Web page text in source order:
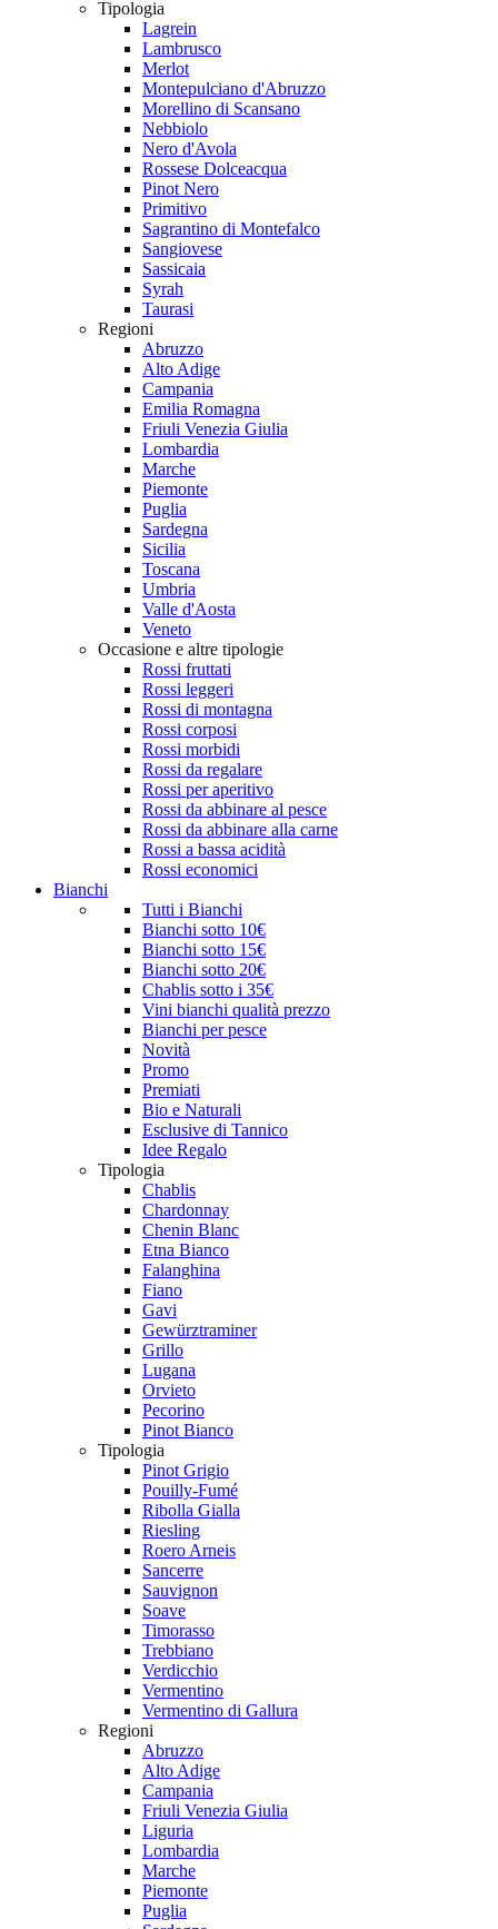
Tipologia
Lagrein
Lambrusco
Merlot
Montepulciano d'Abruzzo
Morellino di Scansano
Nebbiolo
Nero d'Avola
Rossese Dolceacqua
Pinot Nero
Primitivo
Sagrantino di Montefalco
Sangiovese
Sassicaia
Syrah
Taurasi
Regioni
Abruzzo
Alto Adige
Campania
Emilia Romagna
Friuli Venezia Giulia
Lombardia
Marche
Piemonte
Puglia
Sardegna
Sicilia
Toscana
Umbria
Valle d'Aosta
Veneto
Occasione e altre tipologie
Rossi fruttati
Rossi leggeri
Rossi di montagna
Rossi corposi
Rossi morbidi
Rossi da regalare
Rossi per aperitivo
Rossi da abbinare al pesce
Rossi da abbinare alla carne
Rossi a bassa acidità
Rossi economici
Bianchi
Tutti i Bianchi
Bianchi sotto 10€
Bianchi sotto 15€
Bianchi sotto 20€
Chablis sotto i 35€
Vini bianchi qualità prezzo
Bianchi per pesce
Novità
Promo
Premiati
Bio e Naturali
Esclusive di Tannico
Idee Regalo
Tipologia
Chablis
Chardonnay
Chenin Blanc
Etna Bianco
Falanghina
Fiano
Gavi
Gewürztraminer
Grillo
Lugana
Orvieto
Pecorino
Pinot Bianco
Tipologia
Pinot Grigio
Pouilly-Fumé
Ribolla Gialla
Riesling
Roero Arneis
Sancerre
Sauvignon
Soave
Timorasso
Trebbiano
Verdicchio
Vermentino
Vermentino di Gallura
Regioni
Abruzzo
Alto Adige
Campania
Friuli Venezia Giulia
Liguria
Lombardia
Marche
Piemonte
Puglia